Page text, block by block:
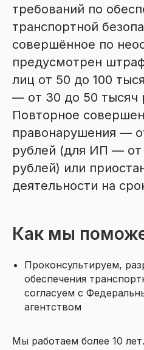
требований по
транспортной
совершённое по
предусмотрен
лиц от 50 до 100
— от 30 до 50 тысяч
Повторное
правонарушения —
рублей (для ИП — от
рублей) или
деятельности на
Как мы
Проконсультируем,
обеспечения
согласуем с
агентством
Мы работаем более 10